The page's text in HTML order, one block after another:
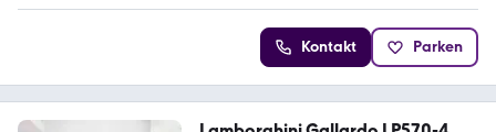
Kontakt Parken